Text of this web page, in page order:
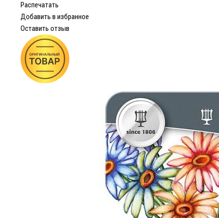
Распечатать
Добавить в избранное
Оставить отзыв